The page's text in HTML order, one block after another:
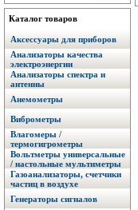
Каталог товаров
Аксессуары для приборов
Анализаторы качества
электроэнергии
Анализаторы спектра и
антенны
Анемометры
Виброметры
Влагомеры /
термогигрометры
Вольтметры универсальные
/ настольные мультиметры
Газоанализаторы, счетчики
частиц в воздухе
Генераторы сигналов